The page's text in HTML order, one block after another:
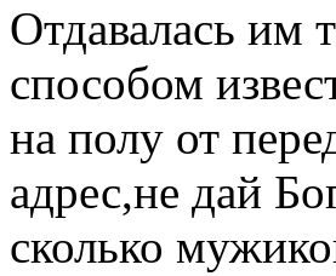
Отдавалась им
способом
на полу от
адрес,не дай
сколько